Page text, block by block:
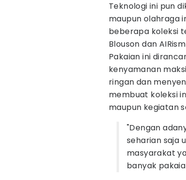
Teknologi ini pun
maupun olahraga
beberapa koleksi
Blouson dan
Pakaian ini
kenyamanan
ringan dan
membuat koleksi
maupun kegiatan
"Dengan
seharian saja
masyarakat
banyak